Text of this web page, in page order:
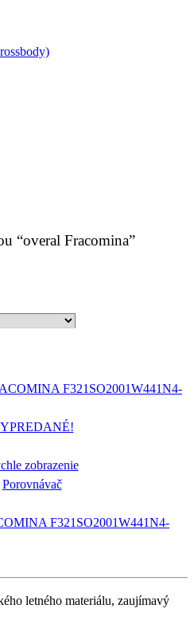
“overal Fracomina”
latest
zobrazenie
Porovnávač
F321SO2001W441N4-
letného materiálu, zaujímavý